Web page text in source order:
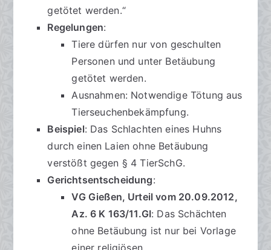
getötet werden.“
Regelungen:
Tiere dürfen nur von geschulten
Personen und unter Betäubung
getötet werden.
Ausnahmen: Notwendige Tötung aus
Tierseuchenbekämpfung.
Beispiel: Das Schlachten eines Huhns
durch einen Laien ohne Betäubung
verstößt gegen § 4 TierSchG.
Gerichtsentscheidung:
VG Gießen, Urteil vom 20.09.2012,
Az. 6 K 163/11.GI: Das Schächten
ohne Betäubung ist nur bei Vorlage
einer religiösen